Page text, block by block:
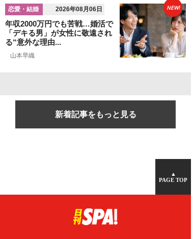
恋愛・結婚 2026年08月06日
年収2000万円でも苦戦…婚活で
「デキる男」が女性に敬遠され
る“意外な理由...
山本早織
NEW!
新着記事をもっと見る
▲
PAGE TOP